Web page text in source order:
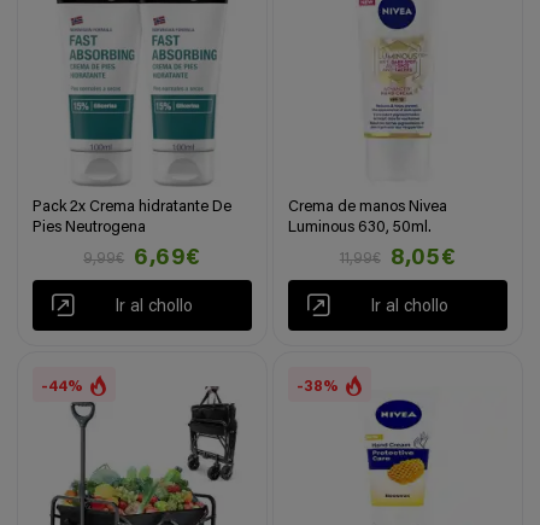
Pack 2x Crema hidratante De
Pies Neutrogena
9,99€
6,69€
Ir al chollo
Crema de manos Nivea
Luminous 630, 50ml.
11,99€
8,05€
Ir al chollo
-44% -38%